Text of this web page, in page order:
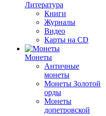
Литература
Книги
Журналы
Видео
Карты на CD
Монеты
Античные
монеты
Монеты Золотой
орды
Монеты
допетровской